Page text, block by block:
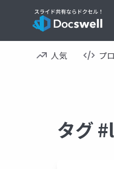
人気 プ
タグ